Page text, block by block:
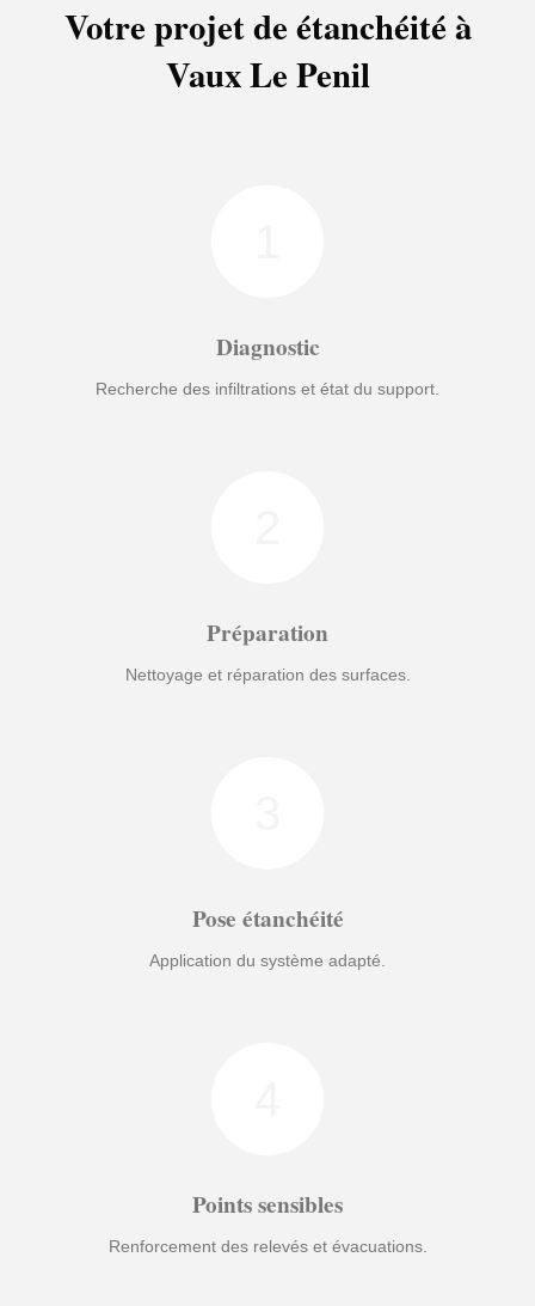
Votre projet de étanchéité à
Vaux Le Penil
Diagnostic
Recherche des infiltrations et état du support.
Préparation
Nettoyage et réparation des surfaces.
Pose étanchéité
Application du système adapté.
Points sensibles
Renforcement des relevés et évacuations.